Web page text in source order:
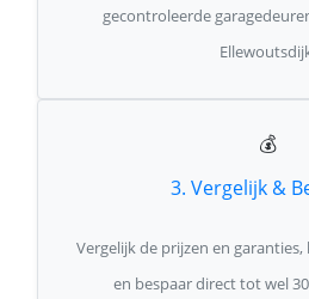
gecontroleerde
💰
3. Vergelijk &
Vergelijk de prijzen en
en bespaar direct tot wel